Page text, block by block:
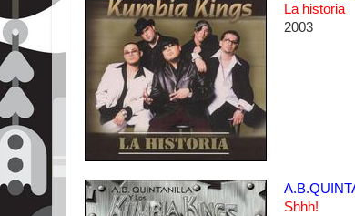
La historia
2003
Shhh!